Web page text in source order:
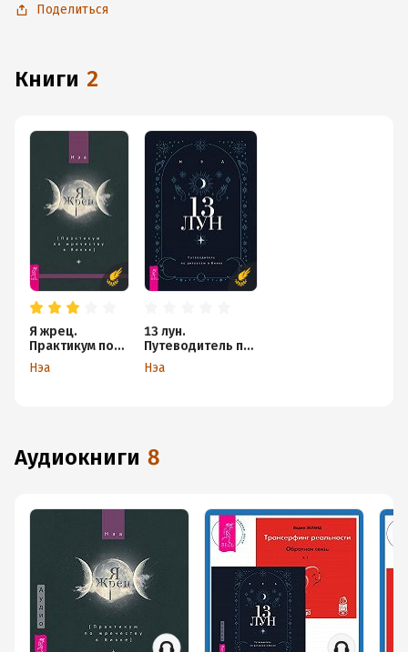
с любимыми произведениями даже без подключения
Поделиться
книги 2
Я жрец.
Практикум по
жречеству в
Викке
Нэа
13 лун.
Путеводитель по
ритуалам в Викке
Нэа
аудиокниги 8